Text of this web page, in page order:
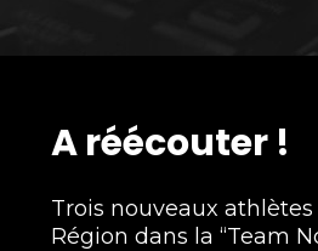
A réécouter !
Trois nouveaux athlètes
Région dans la “Team